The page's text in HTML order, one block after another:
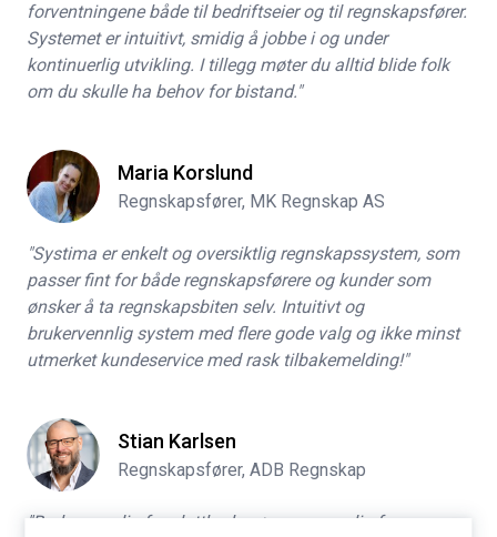
forventningene både til bedriftseier og til regnskapsfører.
Systemet er intuitivt, smidig å jobbe i og under
kontinuerlig utvikling. I tillegg møter du alltid blide folk
om du skulle ha behov for bistand."
Maria Korslund
Regnskapsfører, MK Regnskap AS
"Systima er enkelt og oversiktlig regnskapssystem, som
passer fint for både regnskapsførere og kunder som
ønsker å ta regnskapsbiten selv. Intuitivt og
brukervennlig system med flere gode valg og ikke minst
utmerket kundeservice med rask tilbakemelding!"
Stian Karlsen
Regnskapsfører, ADB Regnskap
"Brukervennlig for sluttbruker + supervennlig for